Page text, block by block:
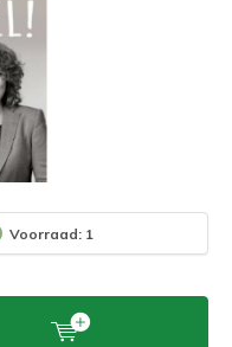
Voorraad: 1